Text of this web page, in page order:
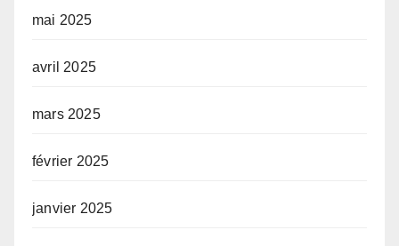
mai 2025
avril 2025
mars 2025
février 2025
janvier 2025